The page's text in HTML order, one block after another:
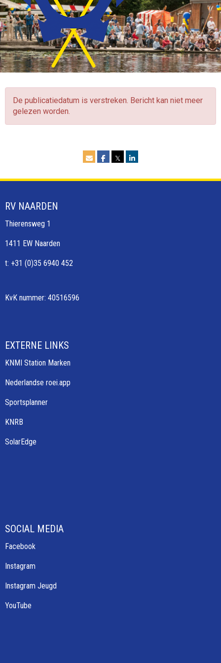
De publicatiedatum is verstreken. Bericht kan niet meer
gelezen worden.
𝕏
RV NAARDEN
Thierensweg 1
1411 EW Naarden
t: +31 (0)35 6940 452
KvK nummer: 40516596
EXTERNE LINKS
KNMI Station Marken
Nederlandse roei.app
Sportsplanner
KNRB
SolarEdge
SOCIAL MEDIA
Facebook
Instagram
Instagram Jeugd
YouTube